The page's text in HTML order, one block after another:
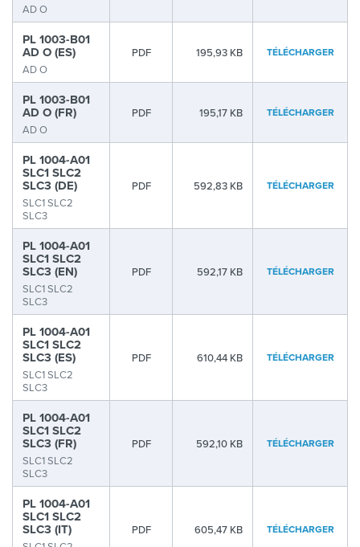
AD O
PL 1003-B01
AD O (ES)
AD O
PDF 195,93 KB TÉLÉCHARGER
PL 1003-B01
AD O (FR)
AD O
PDF 195,17 KB TÉLÉCHARGER
PL 1004-A01
SLC1 SLC2
SLC3 (DE)
SLC1 SLC2
SLC3
PDF 592,83 KB TÉLÉCHARGER
PL 1004-A01
SLC1 SLC2
SLC3 (EN)
SLC1 SLC2
SLC3
PDF 592,17 KB TÉLÉCHARGER
PL 1004-A01
SLC1 SLC2
SLC3 (ES)
SLC1 SLC2
SLC3
PDF 610,44 KB TÉLÉCHARGER
PL 1004-A01
SLC1 SLC2
SLC3 (FR)
SLC1 SLC2
SLC3
PDF 592,10 KB TÉLÉCHARGER
PL 1004-A01
SLC1 SLC2
SLC3 (IT) PDF 605,47 KB TÉLÉCHARGER